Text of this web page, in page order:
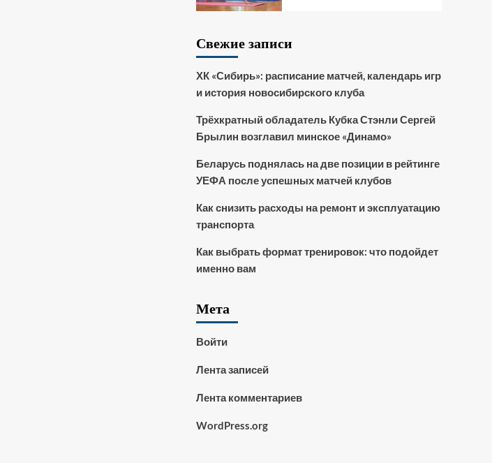
Свежие записи
ХК «Сибирь»: расписание матчей, календарь игр
и история новосибирского клуба
Трёхкратный обладатель Кубка Стэнли Сергей
Брылин возглавил минское «Динамо»
Беларусь поднялась на две позиции в рейтинге
УЕФА после успешных матчей клубов
Как снизить расходы на ремонт и эксплуатацию
транспорта
Как выбрать формат тренировок: что подойдет
именно вам
Мета
Войти
Лента записей
Лента комментариев
WordPress.org